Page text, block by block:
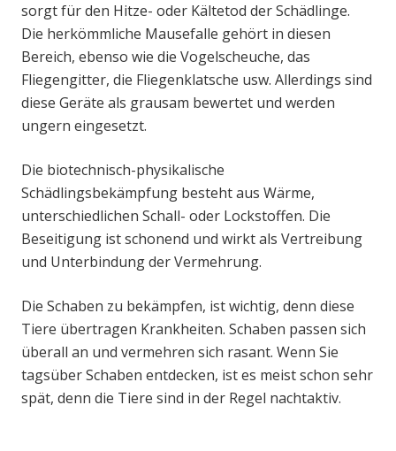
sorgt für den Hitze- oder Kältetod der Schädlinge.
Die herkömmliche Mausefalle gehört in diesen
Bereich, ebenso wie die Vogelscheuche, das
Fliegengitter, die Fliegenklatsche usw. Allerdings sind
diese Geräte als grausam bewertet und werden
ungern eingesetzt.
Die biotechnisch-physikalische
Schädlingsbekämpfung besteht aus Wärme,
unterschiedlichen Schall- oder Lockstoffen. Die
Beseitigung ist schonend und wirkt als Vertreibung
und Unterbindung der Vermehrung.
Die Schaben zu bekämpfen, ist wichtig, denn diese
Tiere übertragen Krankheiten. Schaben passen sich
überall an und vermehren sich rasant. Wenn Sie
tagsüber Schaben entdecken, ist es meist schon sehr
spät, denn die Tiere sind in der Regel nachtaktiv.